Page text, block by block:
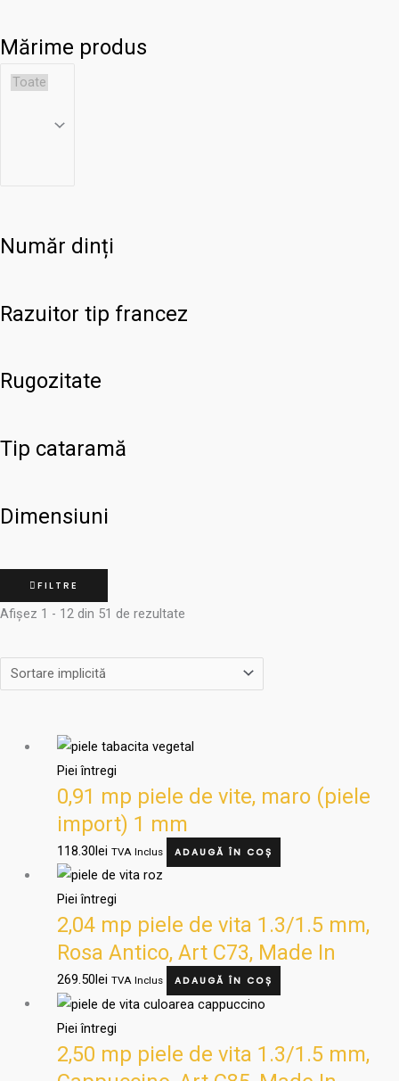
Mărime produs
Număr dinți
Razuitor tip francez
Rugozitate
Tip cataramă
Dimensiuni
FILTRE
Afișez 1 - 12 din 51 de rezultate
Piei întregi
0,91 mp piele de vite, maro (piele
import) 1 mm
118.30lei TVA Inclus ADAUGĂ ÎN COȘ
Piei întregi
2,04 mp piele de vita 1.3/1.5 mm,
Rosa Antico, Art C73, Made In
Italia
269.50lei TVA Inclus ADAUGĂ ÎN COȘ
Piei întregi
2,50 mp piele de vita 1.3/1.5 mm,